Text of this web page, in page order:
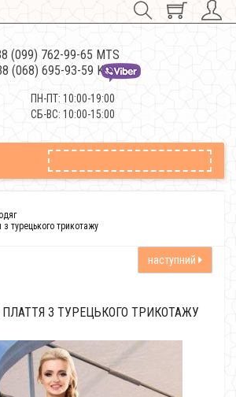
(099) 762-99-65 MTS
(068) 695-93-59 Kievstar
ПН-ПТ: 10:00-19:00
СБ-ВС: 10:00-15:00
турецького трикотажу
наступний
ПЛАТТЯ З ТУРЕЦЬКОГО ТРИКОТАЖУ